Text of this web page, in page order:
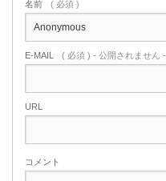
名前 ( 必須 )
E-MAIL ( 必須 ) - 公開されません -
URL
コメント